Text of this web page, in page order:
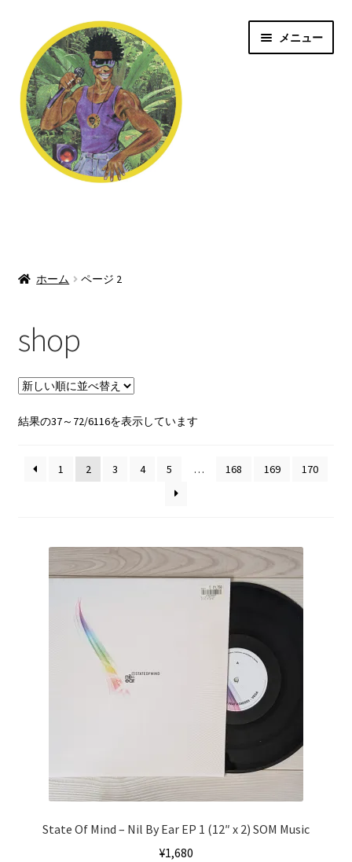
ゲ
ー
シ
ョ
テ
ン
ツ
へ
メニュー
Dubstep/Grime
2step/UK Garage
ホーム ページ 2
shop
結果の37～72/6116を表示しています新
順
1 2 3 4 5 … 168 169 170
State Of Mind – Nil By Ear EP 1 (12″ x 2) SOM Music
¥1,680